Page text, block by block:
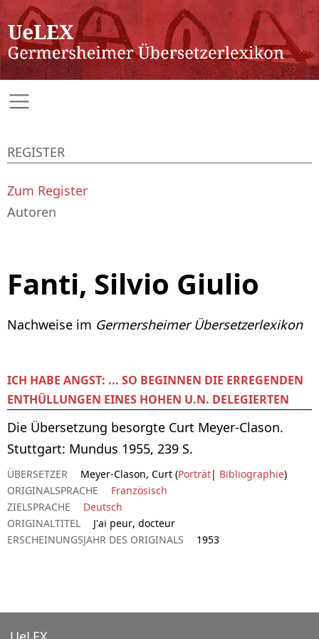
Fanti, Silvio Giulio
Nachweise im Germersheimer Übersetzerlexikon
ICH HABE ANGST: ... SO BEGINNEN DIE ERREGENDEN
ENTHÜLLUNGEN EINES HOHEN U.N. DELEGIERTEN
Die Übersetzung besorgte Curt Meyer-Clason.
Stuttgart: Mundus 1955, 239 S.
ÜBERSETZER Meyer-Clason, Curt (Porträt| Bibliographie)
ORIGINALSPRACHE
Französisch
ZIELSPRACHE
Deutsch
ORIGINALTITEL
J'ai peur, docteur
ERSCHEINUNGSJAHR DES ORIGINALS
1953
REGISTER
Zum Register
Autoren